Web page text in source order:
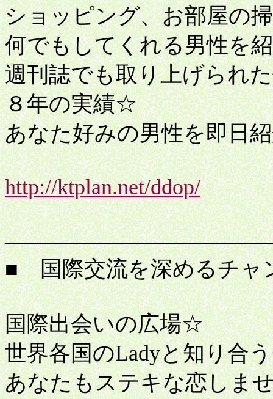
ショッピング、お部屋の
何でもしてくれる男性を
週刊誌でも取り上げられ
８年の実績☆
あなた好みの男性を即日
http://ktplan.net/ddop/
便
■ 国際交流を深めるチ
国際出会いの広場☆
世界各国のLadyと知り合
あなたもステキな恋しま